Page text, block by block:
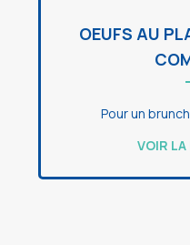
OEUFS AU
Pour un
VOIR